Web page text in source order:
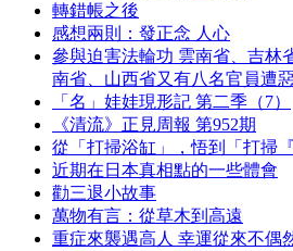
轉錯帳之後
感想兩則：發正念 人心
參與迫害法輪功 雲南省、吉林
南省、山西省又有八名官員遭
「名」娃娃現形記 第二季（7）
《清流》正見周報 第952期
從「打掃浴缸」，悟到「打掃『
近期在日本真相點的一些體會
勸三退小故事
萬物有言：從草木到高遠
重症來襲遇高人 幸運從來不偶